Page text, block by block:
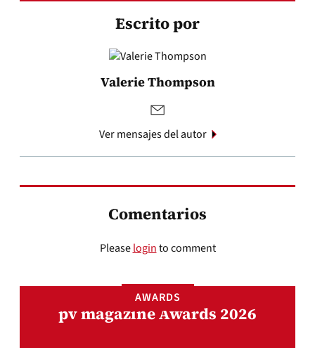
Escrito por
Valerie Thompson
Ver mensajes del autor
Comentarios
Pleaseloginto comment
AWARDS
pv magazine Awards 2026